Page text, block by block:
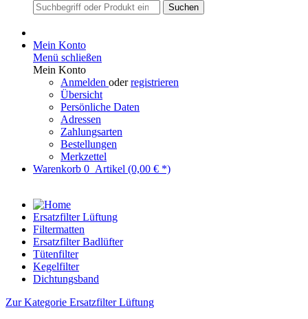
Suchen
Mein Konto
Menü schließen
Mein Konto
Anmelden oderregistrieren
Übersicht
Persönliche Daten
Adressen
Zahlungsarten
Bestellungen
Merkzettel
Warenkorb 0 Artikel (0,00 € *)
Ersatzfilter Lüftung
Filtermatten
Ersatzfilter Badlüfter
Tütenfilter
Kegelfilter
Dichtungsband
Zur Kategorie Ersatzfilter Lüftung